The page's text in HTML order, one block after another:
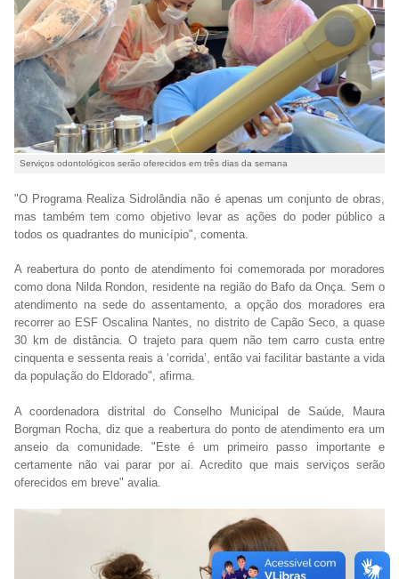
Serviços odontológicos serão oferecidos em três dias da semana
"O Programa Realiza Sidrolândia não é apenas um conjunto de obras,
mas também tem como objetivo levar as ações do poder público a
todos os quadrantes do município", comenta.
A reabertura do ponto de atendimento foi comemorada por moradores
como dona Nilda Rondon, residente na região do Bafo da Onça. Sem o
atendimento na sede do assentamento, a opção dos moradores era
recorrer ao ESF Oscalina Nantes, no distrito de Capão Seco, a quase
30 km de distância. O trajeto para quem não tem carro custa entre
cinquenta e sessenta reais a ‘corrida’, então vai facilitar bastante a vida
da população do Eldorado", afirma.
A coordenadora distrital do Conselho Municipal de Saúde, Maura
Borgman Rocha, diz que a reabertura do ponto de atendimento era um
anseio da comunidade. "Este é um primeiro passo importante e
certamente não vai parar por aí. Acredito que mais serviços serão
oferecidos em breve" avalia.